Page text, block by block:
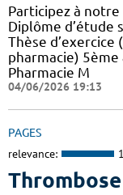
Participez à
Diplôme d’étude
Thèse
pharmacie)
Pharmacie M
04/06/2026 19:13
PAGES
relevance: